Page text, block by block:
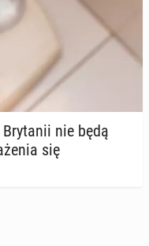
nie będą
się